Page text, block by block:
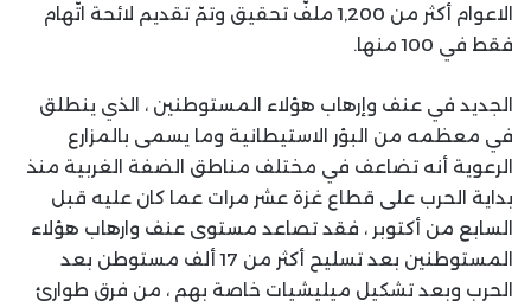
الاعوام أكثر من 1,200 ملفّ تحقيق وتمّ تقديم لائحة اتّهام
فقط في 100 منها.
الجديد في عنف وإرهاب هؤلاء المستوطنين ، الذي ينطلق
في معظمه من البؤر الاستيطانية وما يسمى بالمزارع
الرعوية أنه تضاعف في مختلف مناطق الضفة الغربية منذ
بداية الحرب على قطاع غزة عشر مرات عما كان عليه قبل
السابع من أكتوبر ، فقد تصاعد مستوى عنف وارهاب هؤلاء
المستوطنين بعد تسليح أكثر من 17 ألف مستوطن بعد
الحرب وبعد تشكيل ميليشيات خاصة بهم ، من فرق طوارئ